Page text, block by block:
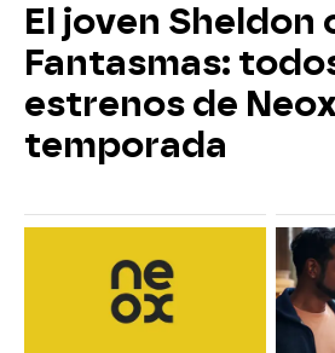
El joven Sheldon
Fantasmas:
estrenos de
temporada